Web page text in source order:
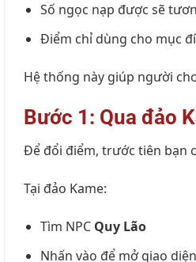
Số ngọc nạp được sẽ
Điểm chỉ dùng cho mục
Hệ thống này giúp người
Bước 1: Qua đảo
Để đổi điểm, trước tiên bạn
Tại đảo Kame:
Tìm NPC Quy Lão
Nhấn vào để mở giao